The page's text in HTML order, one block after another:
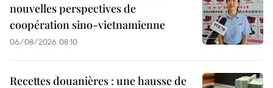
nouvelles perspectives de
coopération sino-vietnamienne
06/08/2026 08:10
Recettes douanières : une hausse de